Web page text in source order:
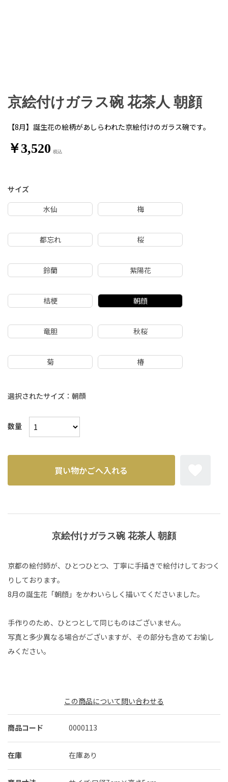
京絵付けガラス碗 花茶人 朝顔
【8月】誕生花の絵柄があしらわれた京絵付けのガラス碗です。
￥3,520
商品コード 0000113
在庫 在庫あり
サイズ
水仙
梅
都忘れ 桜
鈴蘭 紫陽花
桔梗 朝顔
竜胆 秋桜
菊 椿
選択されたサイズ：朝顔
数量
この商品について問い合わせる
京絵付けガラス碗 花茶人 朝顔
京都の絵付師が、ひとつひとつ、丁寧に手描きで絵付けしておつく
りしております。
8月の誕生花「朝顔」をかわいらしく描いてくださいました。
手作りのため、ひとつとして同じものはございません。
写真と多少異なる場合がございますが、その部分も含めてお愉し
みください。